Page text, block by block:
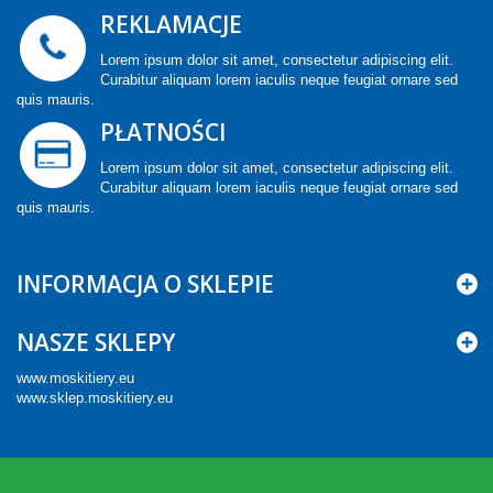
REKLAMACJE
Lorem ipsum dolor sit amet, consectetur adipiscing elit.
Curabitur aliquam lorem iaculis neque feugiat ornare sed
quis mauris.
PŁATNOŚCI
Lorem ipsum dolor sit amet, consectetur adipiscing elit.
Curabitur aliquam lorem iaculis neque feugiat ornare sed
quis mauris.
INFORMACJA O SKLEPIE
NASZE SKLEPY
www.moskitiery.eu
www.sklep.moskitiery.eu